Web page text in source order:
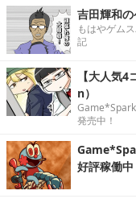
吉田輝和
もはやゲム
記
【大人気
n）
発売中！
好評稼働中